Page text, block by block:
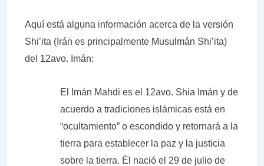
Aquí está alguna información acerca de la versión
Shi’ita (Irán es principalmente Musulmán Shi’ita)
del 12avo. Imán:
El Imán Mahdi es el 12avo. Shia Imán y de
acuerdo a tradiciones islámicas está en
“ocultamiento” o escondido y retornará a la
tierra para establecer la paz y la justicia
sobre la tierra. Él nació el 29 de julio de